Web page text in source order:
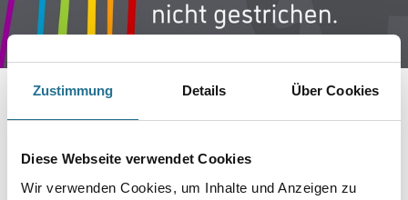
Zustimmung Details Über Cookies
Diese Webseite verwendet Cookies
Wir verwenden Cookies, um Inhalte und Anzeigen zu
IST AUFGETRETEN